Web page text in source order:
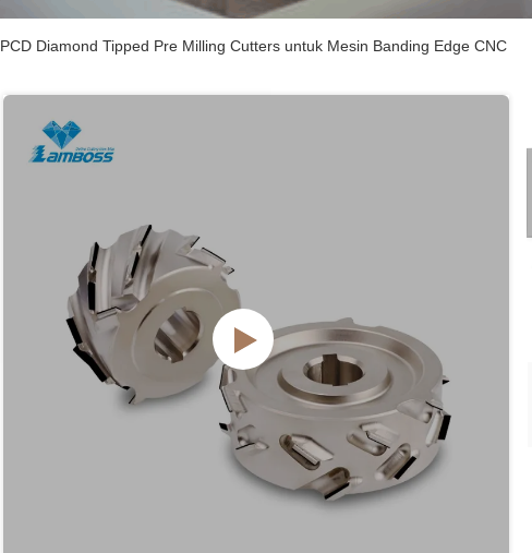
PCD Diamond Tipped Pre Milling Cutters untuk Mesin Banding Edge CNC